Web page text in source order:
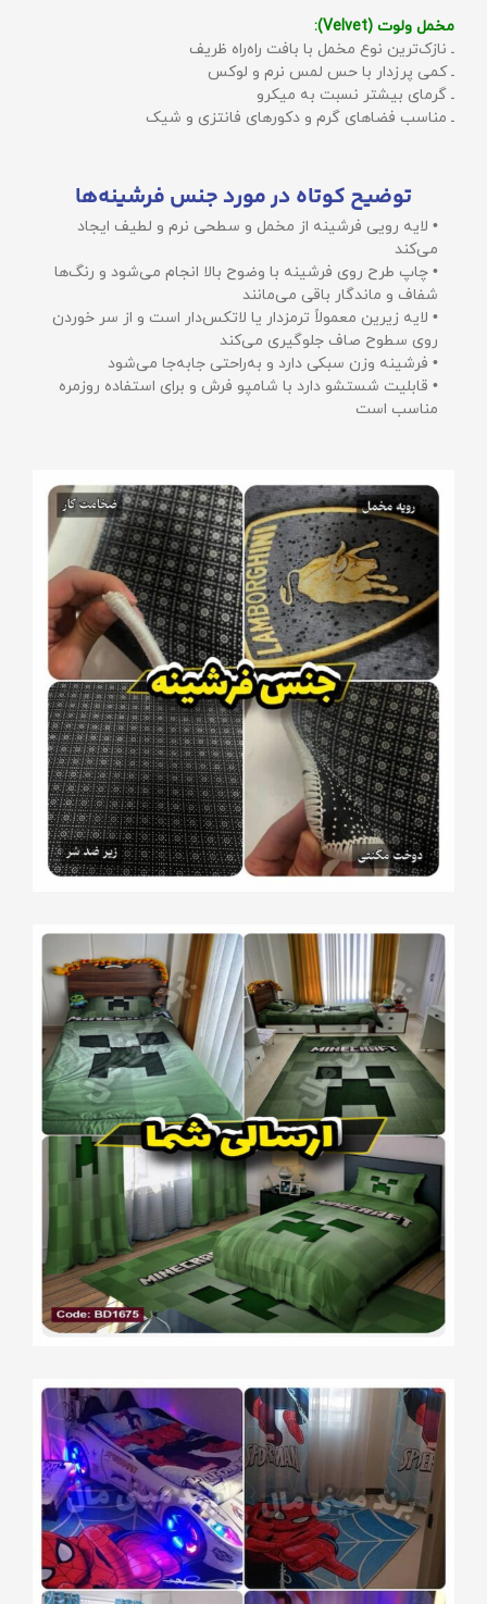
مخمل ولوت (Velvet):
ـ نازک‌ترین نوع مخمل با بافت راه‌راه ظریف
ـ کمی پرزدار با حس لمس نرم و لوکس
ـ گرمای بیشتر نسبت به میکرو
ـ مناسب فضاهای گرم و دکورهای فانتزی و شیک
توضیح کوتاه در مورد جنس فرشینه‌ها
• لایه رویی فرشینه از مخمل و سطحی نرم و لطیف ایجاد
می‌کند
• چاپ طرح روی فرشینه با وضوح بالا انجام می‌شود و رنگ‌ها
شفاف و ماندگار باقی می‌مانند
• لایه زیرین معمولاً ترمزدار یا لاتکس‌دار است و از سر خوردن
روی سطوح صاف جلوگیری می‌کند
• فرشینه وزن سبکی دارد و به‌راحتی جابه‌جا می‌شود
• قابلیت شستشو دارد با شامپو فرش و برای استفاده روزمره
مناسب است